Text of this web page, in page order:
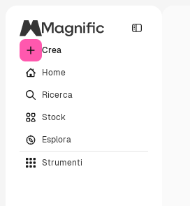
Crea
Home
Ricerca
Stock
Esplora
Strumenti